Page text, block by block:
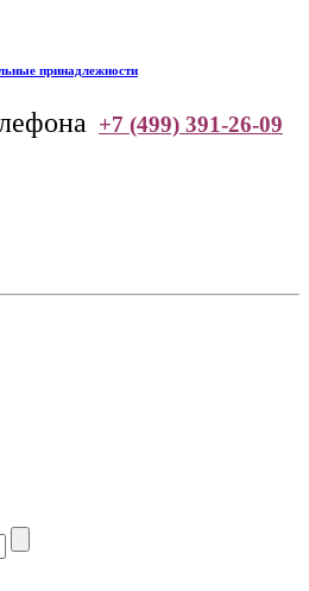
принадлежности
+7 (499) 391-26-09